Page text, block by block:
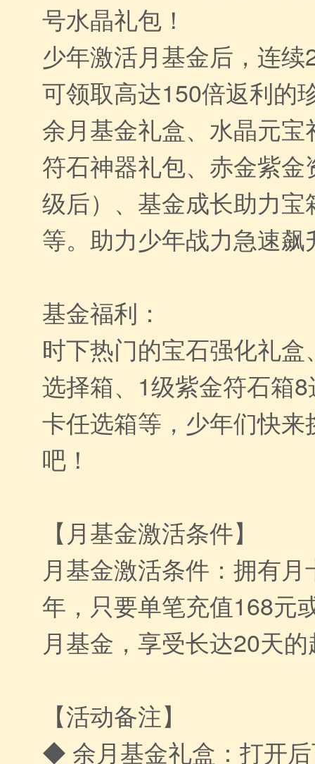
号水晶礼包！
少年激活月基金后，连
可领取高达150倍返利的
余月基金礼盒、水晶元
符石神器礼包、赤金紫
级后）、基金成长助力
等。助力少年战力急速飙
基金福利：
时下热门的宝石强化礼
选择箱、1级紫金符石箱
卡任选箱等，少年们快
吧！
【月基金激活条件】
月基金激活条件：拥有
年，只要单笔充值168元
月基金，享受长达20天
【活动备注】
◆ 余月基金礼盒：打开